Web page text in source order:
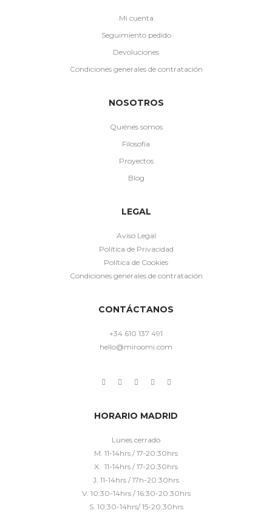
Mi cuenta
Seguimiento pedido
Devoluciones
Condiciones generales de contratación
NOSOTROS
Quiénes somos
Filosofía
Proyectos
Blog
LEGAL
Aviso Legal
Política de Privacidad
Política de Cookies
Condiciones generales de contratación
CONTÁCTANOS
+34 610 137 491
hello@miroomi.com
HORARIO MADRID
Lunes cerrado
M. 11-14hrs / 17-20:30hrs
X. 11-14hrs / 17-20:30hrs
J. 11-14hrs / 17h-20:30hrs
V. 10:30-14hrs / 16:30-20:30hrs
S. 10:30-14hrs/ 15-20:30hrs